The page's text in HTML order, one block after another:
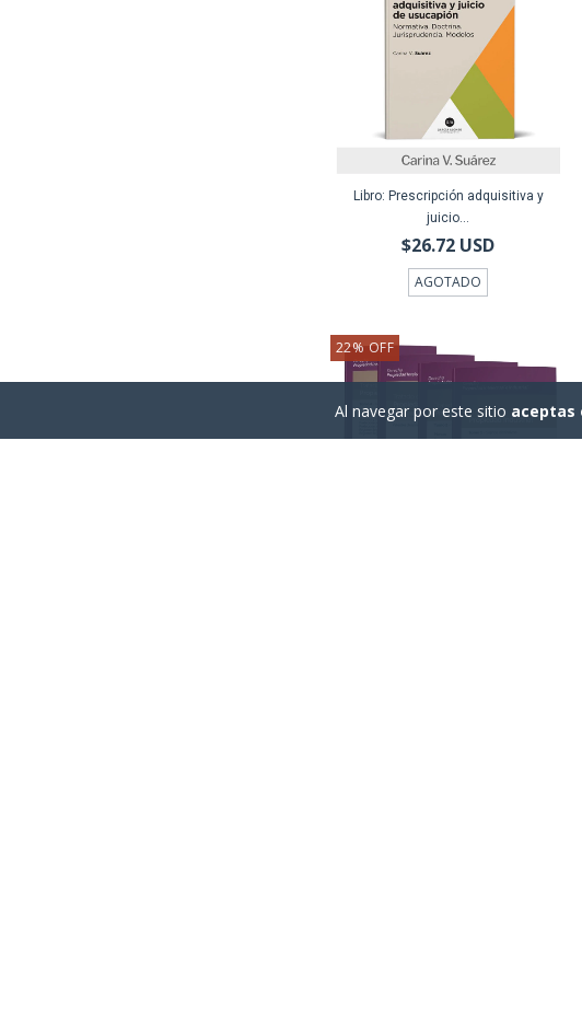
Al navegar por este sitio aceptas
Libro: Prescripción adquisitiva y
juicio...
$26.72 USD
AGOTADO
22% OFF